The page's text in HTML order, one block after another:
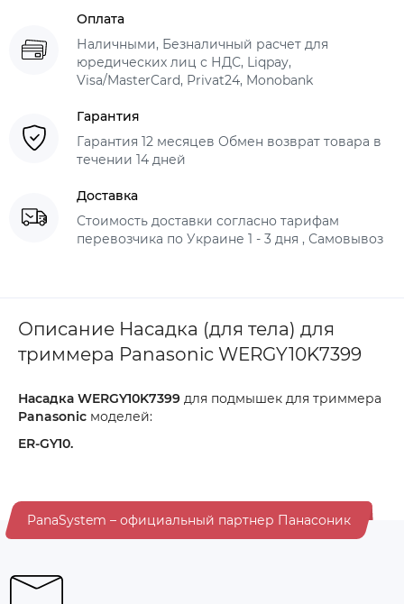
Оплата
Наличными, Безналичный расчет для
юредических лиц с НДС, Liqpay,
Visa/MasterCard, Privat24, Monobank
Гарантия
Гарантия 12 месяцев Обмен возврат товара в
течении 14 дней
Доставка
Стоимость доставки согласно тарифам
перевозчика по Украине 1 - 3 дня , Самовывоз
Описание Насадка (для тела) для
триммера Panasonic WERGY10K7399
Насадка WERGY10K7399 для подмышек для триммера
Panasonic моделей:
ER-GY10.
PanaSystem – официальный партнер Панасоник